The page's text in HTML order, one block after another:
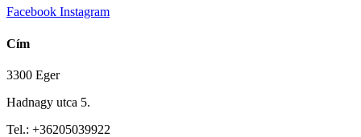
Facebook Instagram
Cím
3300 Eger
Hadnagy utca 5.
Tel.: +36205039922